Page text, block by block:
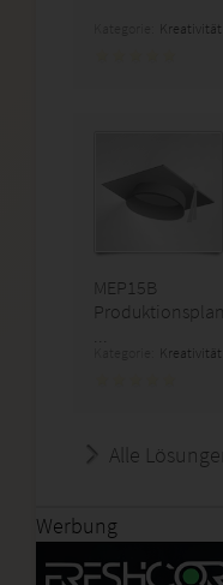
Kreativität
MEP15B
Kreativität
Alle
Werbung